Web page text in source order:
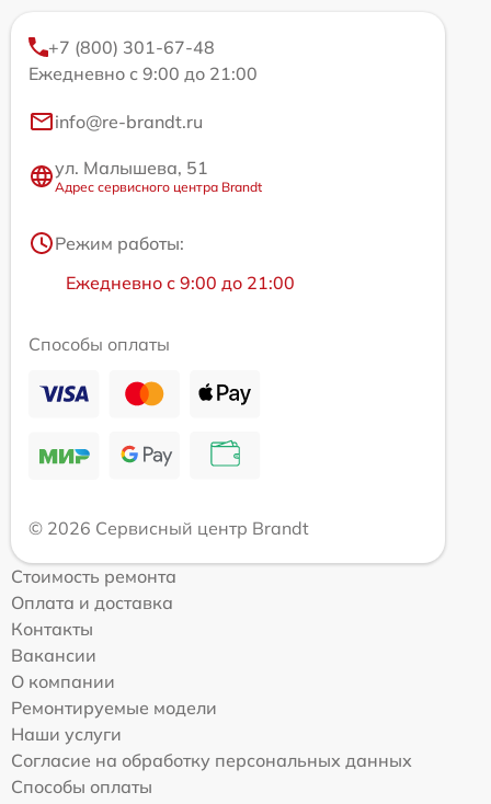
+7 (800) 301-67-48
Ежедневно с 9:00 до 21:00
info@re-brandt.ru
ул. Малышева, 51
Адрес сервисного центра Brandt
Режим работы:
Ежедневно с 9:00 до 21:00
Способы оплаты
© 2026 Сервисный центр Brandt
Стоимость ремонта
Оплата и доставка
Контакты
Вакансии
О компании
Ремонтируемые модели
Наши услуги
Согласие на обработку персональных данных
Способы оплаты